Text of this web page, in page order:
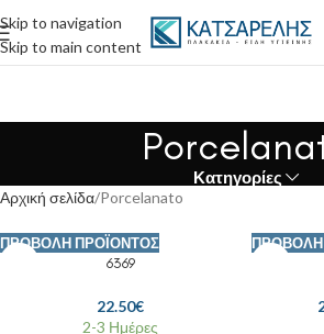
Skip to navigation
Skip to main content
Κατηγορίες
Αρχική σελίδα Porcelanato
ΠΡΟΒΟΛΉ ΠΡΟΪΌΝΤΟΣ
6369
22.50€
2-3 Ημέρες
ΠΡΟΒΟΛΉ